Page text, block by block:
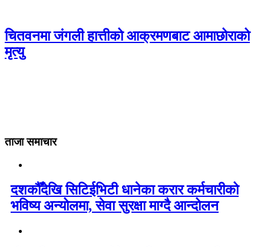
चितवनमा जंगली हात्तीको आक्रमणबाट आमाछोराको
मृत्यु
ताजा समाचार
दशकौँदेखि सिटिईभिटी धानेका करार कर्मचारीको
भविष्य अन्योलमा, सेवा सुरक्षा माग्दै आन्दोलन